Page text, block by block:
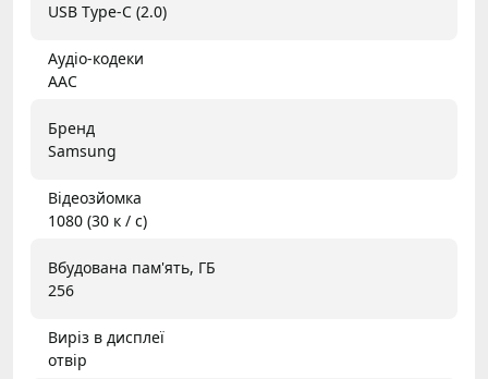
USB Type-C (2.0)
Аудіо-кодеки
AAC
Бренд
Samsung
Відеозйомка
1080 (30 к / с)
Вбудована пам'ять, ГБ
256
Виріз в дисплеї
отвір